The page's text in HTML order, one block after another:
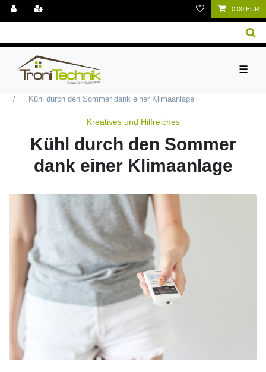
0,00 EUR
☰
Kreatives und Hilfreiches
Kühl durch den Sommer dank einer Klimaanlage
Kreatives und Hilfreiches
Kühl durch den Sommer
dank einer Klimaanlage